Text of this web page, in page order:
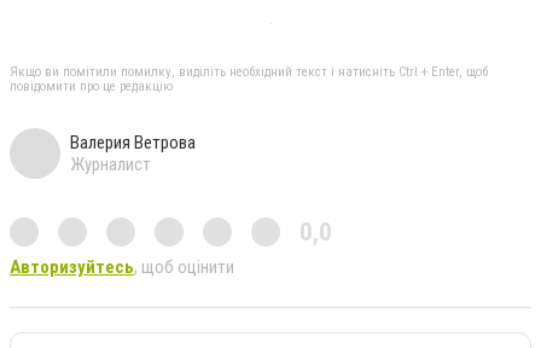
Якщо ви помітили помилку, виділіть необхідний текст і натисніть Ctrl + Enter, щоб
повідомити про це редакцію
Валерия Ветрова
Журналист
0,0
Авторизуйтесь, щоб оцінити